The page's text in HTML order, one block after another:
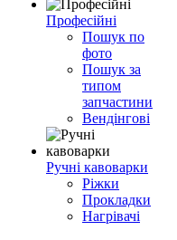
Професійні
Пошук по
фото
Пошук за
типом
запчастини
Вендінгові
Ручні кавоварки
Ріжки
Прокладки
Нагрівачі